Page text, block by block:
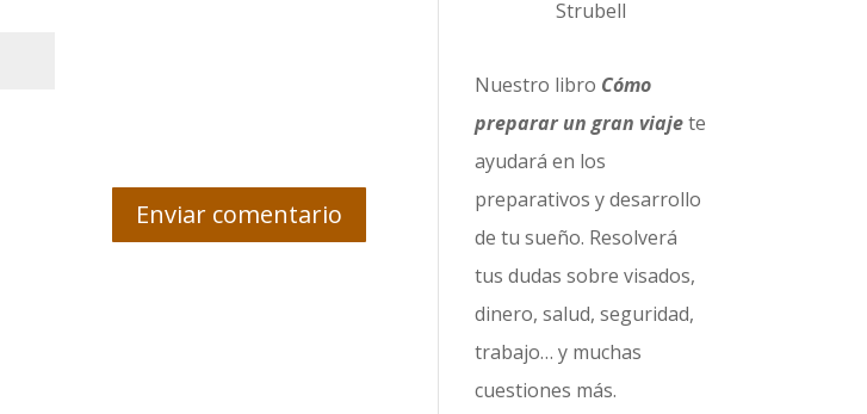
Nuestro libro Cómo
preparar un gran viajete
ayudará en los
preparativos y desarrollo
de tu sueño. Resolverá
tus dudas sobre visados,
dinero, salud, seguridad,
trabajo… y muchas
cuestiones más.